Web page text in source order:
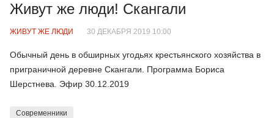
Живут же люди! Скангали
ЖИВУТ ЖЕ ЛЮДИ 30 ДЕКАБРЯ 2019 10:00
Обычный день в обширных угодьях крестьянского хозяйства в
приграничной деревне Скангали. Программа Бориса
Шерстнева. Эфир 30.12.2019
Современники